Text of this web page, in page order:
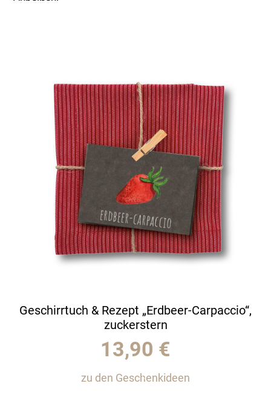
Geschirrtuch & Rezept „Erdbeer-Carpaccio“,
zuckerstern
13,90 €
zu den Geschenkideen